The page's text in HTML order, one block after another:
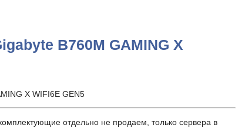
B760M GAMING X
X WIFI6E GEN5
отдельно не продаем, только сервера в